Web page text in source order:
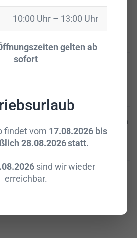
moderner Raumausstattung
können sollen – Gesamtkonzepte in
– So gestalten Sie Ihre
10:00 Uhr – 13:00 Uhr
gelten ab
sofort
findet vom 17.08.2026 bis
28.08.2026 statt.
sind wir wieder
erreichbar.